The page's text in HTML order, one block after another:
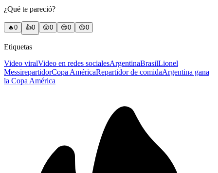
¿Qué te pareció?
🔥0 👍0 😲0 😢0 😠0
Etiquetas
Video viralVideo en redes socialesArgentinaBrasilLionel
MessirepartidorCopa AméricaRepartidor de comidaArgentina gana
la Copa América